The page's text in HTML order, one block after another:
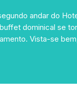
andar do
dominical se
Vista-se